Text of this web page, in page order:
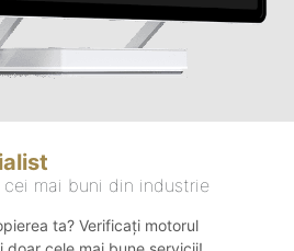
mai buni din industrie
ta? Verificați motorul